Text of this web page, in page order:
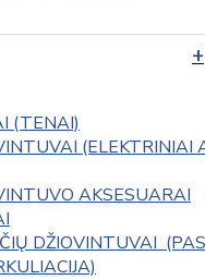
(TENAI)
(ELEKTRINIAI
AKSESUARAI
DŽIOVINTUVAI